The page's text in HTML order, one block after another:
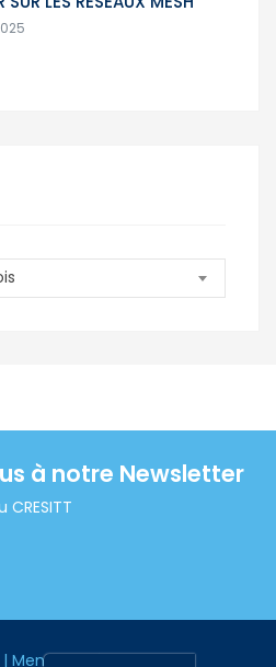
à notre Newsletter
| Mentions Légales